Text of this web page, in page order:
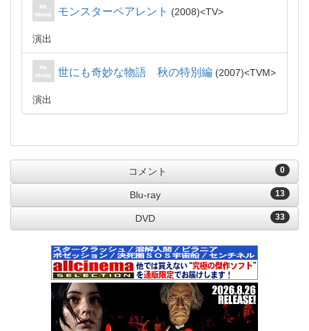
モンスターペアレント 2008 TV
演出
世にも奇妙な物語 秋の特別編 2007 TVM
演出
0
コメント
13
Blu-ray
33
DVD